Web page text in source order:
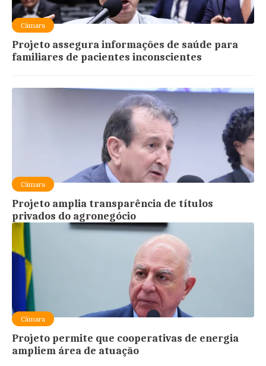
Câmara
Projeto assegura informações de saúde para
familiares de pacientes inconscientes
Câmara
Projeto amplia transparência de títulos
privados do agronegócio
Câmara
Projeto permite que cooperativas de energia
ampliem área de atuação